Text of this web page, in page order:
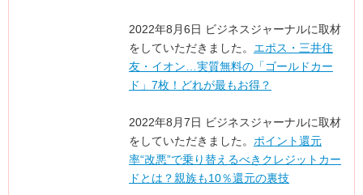
2022年8月6日 ビジネスジャーナルに取材
をしていただきました。 エポス・三井住
友・イオン…実質無料の「ゴールドカー
ド」7枚！どれが最もお得？
2022年8月7日 ビジネスジャーナルに取材
をしていただきました。 ポイント還元
率“改悪”で乗り替えるべきクレジットカー
ドとは？親族も10％還元の裏技